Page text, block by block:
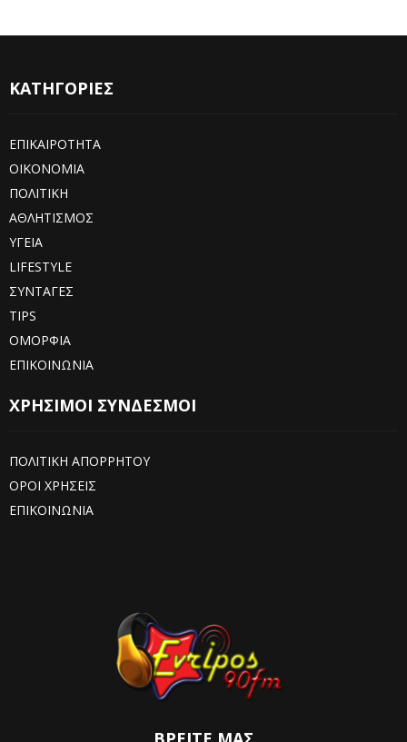
ΚΑΤΗΓΟΡΙΕΣ
ΕΠΙΚΑΙΡΟΤΗΤΑ
ΟΙΚΟΝΟΜΙΑ
ΠΟΛΙΤΙΚΗ
ΑΘΛΗΤΙΣΜΟΣ
ΥΓΕΙΑ
LIFESTYLE
ΣΥΝΤΑΓΕΣ
TIPS
ΟΜΟΡΦΙΑ
ΕΠΙΚΟΙΝΩΝΙΑ
ΧΡΗΣΙΜΟΙ ΣΥΝΔΕΣΜΟΙ
ΠΟΛΙΤΙΚΗ ΑΠΟΡΡΗΤΟΥ
ΟΡΟΙ ΧΡΗΣΕΙΣ
ΕΠΙΚΟΙΝΩΝΙΑ